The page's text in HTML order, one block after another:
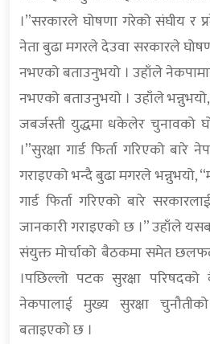
।”सरकारले घोषणा गरेको संघीय र
नेता बुढा मगरले देउवा सरकारले
नभएको बताउनुभयो । उहाँले
नभएको बताउनुभयो । उहाँले भन्नुभयो,
जबर्जस्ती युद्धमा धकेलेर चुनावको
।”सुरक्षा गार्ड फिर्ता गरिएको
गराइएको भन्दै बुढा मगरले भन्नुभयो,
गार्ड फिर्ता गरिएको बारे
जानकारी गराइएको छ ।” उहाँले
संयुक्त मोर्चाको बैठकमा समेत
।पछिल्लो पटक सुरक्षा
नेकपालाई मुख्य सुरक्षा
बताइएको छ ।